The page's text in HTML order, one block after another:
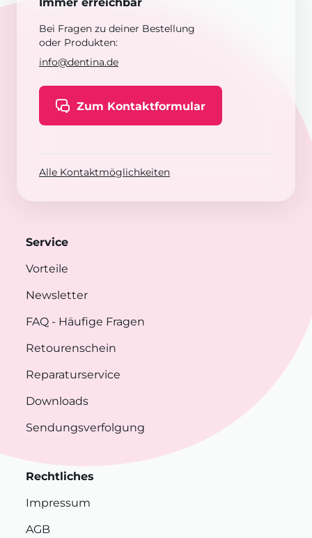
Bei Fragen zu deiner Bestellung
oder Produkten:
info@dentina.de
Zum Kontaktformular
Alle Kontaktmöglichkeiten
Service
Vorteile
Newsletter
FAQ - Häufige Fragen
Retourenschein
Reparaturservice
Downloads
Sendungsverfolgung
Rechtliches
Impressum
AGB